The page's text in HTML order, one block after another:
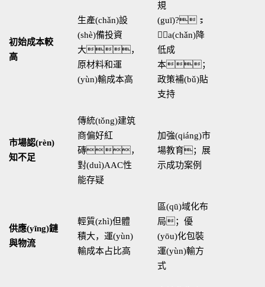
初始成本較
高
生產(chǎn)設
(shè)備投資
大，
原材料和運
(yùn)輸成本高
規
(guī)?；
a(chǎn)降
低成
本；
政策補(bǔ)貼
支持
市場認(rèn)
知不足
傳統(tǒng)建筑
商偏好紅
磚，
對(duì)AAC性
能存疑
加強(qiáng)市
場教育；展
示成功案例
供應(yīng)鏈
與物流
輕質(zhì)但體
積大，運(yùn)
輸成本占比高
區(qū)域化布
局；優
(yōu)化包裝
運(yùn)輸方
式